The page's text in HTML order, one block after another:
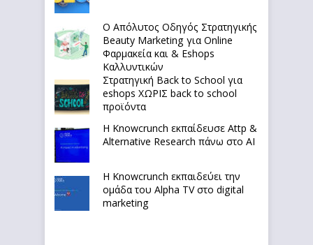
Ο Απόλυτoς Οδηγός Στρατηγικής
Beauty Marketing για Online
Φαρμακεία και & Eshops
Καλλυντικών
Στρατηγική Back to School για
eshops ΧΩΡΙΣ back to school
προϊόντα
Η Knowcrunch εκπαίδευσε Attp &
Alternative Research πάνω στο ΑΙ
Η Knowcrunch εκπαιδεύει την
ομάδα του Alpha TV στο digital
marketing